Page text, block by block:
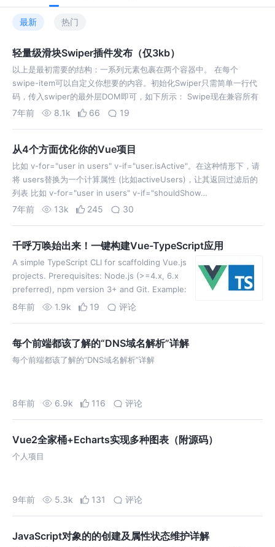
最新 热门
轻量级滑块Swiper插件发布（仅3kb）
以上是最初需要的结构：一系列元素包裹在两个容器中。 在每个
swipe-item可以自定义你想要的内容。初始化Swiper只需简单一行代
码，传入swiper的最外层DOM即可，如下所示： Swipe现在兼容所有
浏览器，包括IE7 +。 Swipe最适合支持CSS变换和触摸的设备，…
7年前 8.1k 66 19
从4个方面优化你的Vue项目
比如 v-for="user in users" v-if="user.isActive"。在这种情形下，请
将 users替换为一个计算属性 (比如activeUsers)，让其返回过滤后的
列表 比如 v-for="user in users" v-if="shouldShow…
7年前 13k 245 30
千呼万唤始出来！一键构建Vue-TypeScript应用
A simple TypeScript CLI for scaffolding Vue.js
projects. Prerequisites: Node.js (>=4.x, 6.x
preferred), npm version 3+ and Git. Example:
Th…
8年前 1.9k 19 评论
每个前端都该了解的“DNS域名解析”详解
每个前端都该了解的“DNS域名解析”详解
8年前 6.9k 116 评论
Vue2全家桶+Echarts实现多种图表（附源码）
个人项目
9年前 5.3k 131 评论
JavaScript对象的的创建及属性状态维护详解